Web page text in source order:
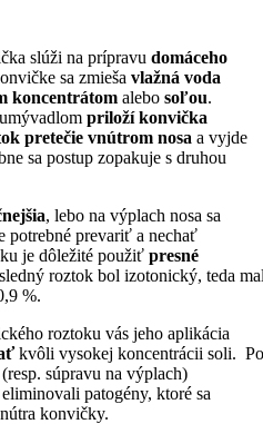
slúži na prípravu domáceho
sa zmieša vlažná voda
koncentrátom alebo soľou.
priloží konvička
pretečie vnútrom nosa a vyjde
sa postup zopakuje s druhou
, lebo na výplach nosa sa
potrebné prevariť a nechať
je dôležité použiť presné
roztok bol izotonický, teda
%.
roztoku vás jeho aplikácia
kvôli vysokej koncentrácii soli. Po
súpravu na výplach)
patogény, ktoré sa
konvičky.